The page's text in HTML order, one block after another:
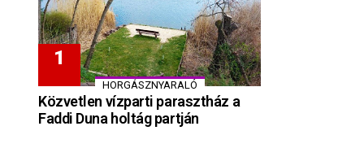
HORGÁSZNYARALÓ
Közvetlen vízparti parasztház a
Faddi Duna holtág partján